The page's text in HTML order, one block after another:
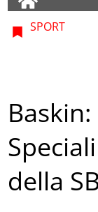
SPORT
della